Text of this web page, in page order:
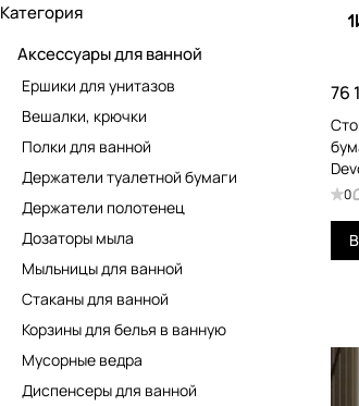
76
0
Категория
Аксессуары для ванной
Ершики для унитазов
Вешалки, крючки
Полки для ванной
Держатели туалетной бумаги
Держатели полотенец
Дозаторы мыла
Мыльницы для ванной
Стаканы для ванной
Корзины для белья в ванную
Мусорные ведра
Диспенсеры для ванной